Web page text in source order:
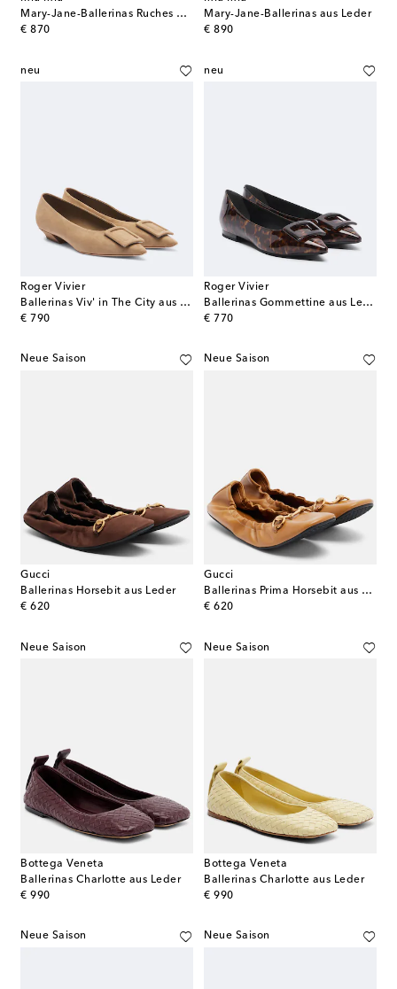
Mary-Jane-Ballerinas Ruches aus Veloursleder
€ 870
original price
Mary-Jane-Ballerinas aus Leder
€ 890
original price
neu
Roger Vivier
Ballerinas Viv' in The City aus Veloursleder
€ 790
original price
neu
Roger Vivier
Ballerinas Gommettine aus Leder
€ 770
original price
Neue Saison
Gucci
Ballerinas Horsebit aus Leder
€ 620
original price
Neue Saison
Gucci
Ballerinas Prima Horsebit aus Leder
€ 620
original price
Neue Saison
Bottega Veneta
Ballerinas Charlotte aus Leder
€ 990
original price
Neue Saison
Bottega Veneta
Ballerinas Charlotte aus Leder
€ 990
original price
Neue Saison Neue Saison